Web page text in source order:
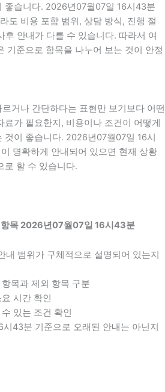
좋습니다. 2026년07월07일 16시43분
도 비용 포함 범위, 상담 방식, 진행 절
후 안내가 다를 수 있습니다. 따라서 여
기준으로 항목을 나누어 보는 것이 안정
거나 간단하다는 표현만 보기보다 어떤
료가 필요한지, 비용이나 조건이 어떻게
것이 좋습니다. 2026년07월07일 16시
명확하게 안내되어 있으면 현재 상황
로 할 수 있습니다.
항목 2026년07월07일 16시43분
내 범위가 구체적으로 설명되어 있는지
목과 제외 항목 구분
시간 확인
있는 조건 확인
43분 기준으로 오래된 안내는 아닌지